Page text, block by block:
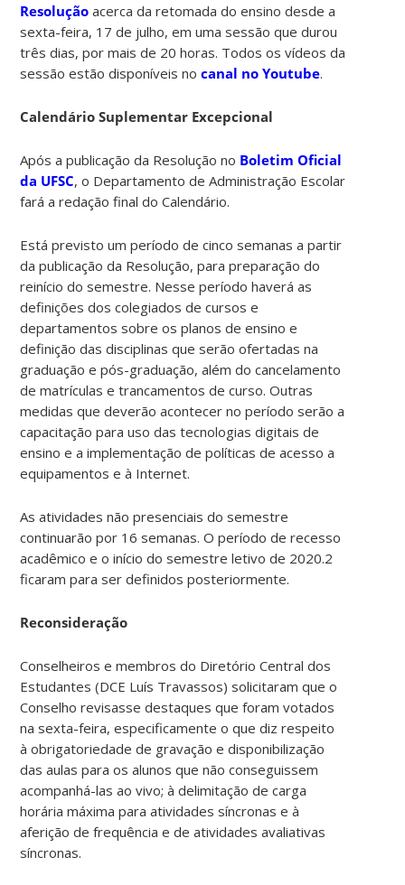
Resolução acerca da retomada do ensino desde a
sexta-feira, 17 de julho, em uma sessão que durou
três dias, por mais de 20 horas. Todos os vídeos da
sessão estão disponíveis nocanal no Youtube.
Calendário Suplementar Excepcional
Após a publicação da Resolução no Boletim Oficial
da UFSC, o Departamento de Administração Escolar
fará a redação final do Calendário.
Está previsto um período de cinco semanas a partir
da publicação da Resolução, para preparação do
reinício do semestre. Nesse período haverá as
definições dos colegiados de cursos e
departamentos sobre os planos de ensino e
definição das disciplinas que serão ofertadas na
graduação e pós-graduação, além do cancelamento
de matrículas e trancamentos de curso. Outras
medidas que deverão acontecer no período serão a
capacitação para uso das tecnologias digitais de
ensino e a implementação de políticas de acesso a
equipamentos e à Internet.
As atividades não presenciais do semestre
continuarão por 16 semanas. O período de recesso
acadêmico e o início do semestre letivo de 2020.2
ficaram para ser definidos posteriormente.
Reconsideração
Conselheiros e membros do Diretório Central dos
Estudantes (DCE Luís Travassos) solicitaram que o
Conselho revisasse destaques que foram votados
na sexta-feira, especificamente o que diz respeito
à obrigatoriedade de gravação e disponibilização
das aulas para os alunos que não conseguissem
acompanhá-las ao vivo; à delimitação de carga
horária máxima para atividades síncronas e à
aferição de frequência e de atividades avaliativas
síncronas.